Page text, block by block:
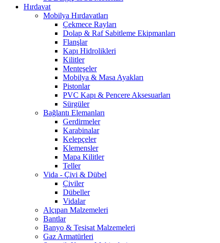
Hırdavat
Mobilya Hırdavatları
Çekmece Rayları
Dolap & Raf Sabitleme Ekipmanları
Flanşlar
Kapı Hidrolikleri
Kilitler
Menteşeler
Mobilya & Masa Ayakları
Pistonlar
PVC Kapı & Pencere Aksesuarları
Sürgüler
Bağlantı Elemanları
Gerdirmeler
Karabinalar
Kelepçeler
Klemensler
Mapa Kilitler
Teller
Vida - Çivi & Dübel
Çiviler
Dübeller
Vidalar
Alçıpan Malzemeleri
Bantlar
Banyo & Tesisat Malzemeleri
Gaz Armatürleri